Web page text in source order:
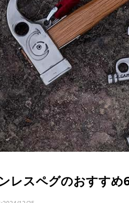
レスペグのおすすめ